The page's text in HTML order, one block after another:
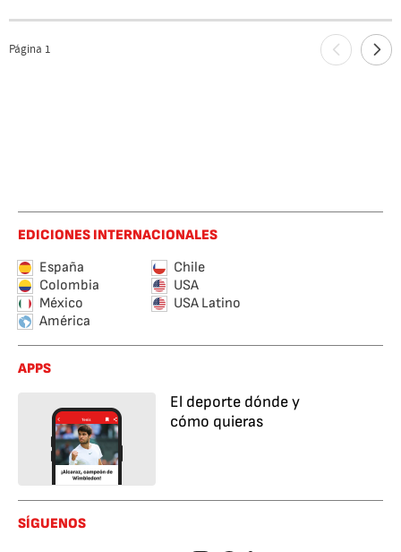
Página 1
EDICIONES INTERNACIONALES
España
Chile
Colombia
USA
México
USA Latino
América
APPS
El deporte dónde y
cómo quieras
SÍGUENOS